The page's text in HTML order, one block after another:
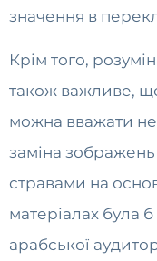
значення в
Крім того,
також важливе,
можна вважати
заміна
стравами на
матеріалах була
арабської